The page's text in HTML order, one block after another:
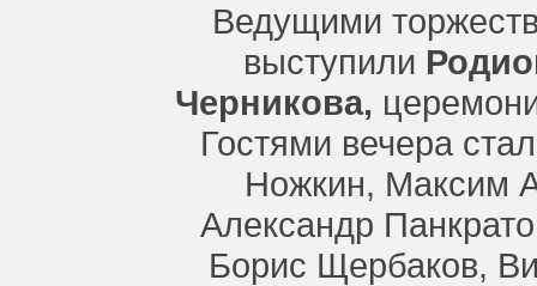
Ведущими
выступили
Черникова,
Гостями вечера
Ножкин, Максим
Александр
Борис Щербаков,